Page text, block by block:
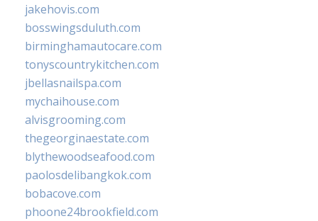
jakehovis.com
bosswingsduluth.com
birminghamautocare.com
tonyscountrykitchen.com
jbellasnailspa.com
mychaihouse.com
alvisgrooming.com
thegeorginaestate.com
blythewoodseafood.com
paolosdelibangkok.com
bobacove.com
phoone24brookfield.com